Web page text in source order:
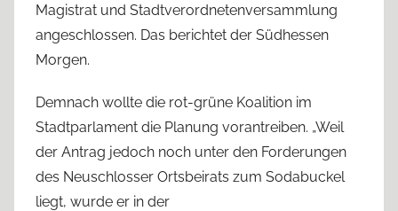
Magistrat und Stadtverordnetenversammlung
angeschlossen. Das berichtet der Südhessen
Morgen.
Demnach wollte die rot-grüne Koalition im
Stadtparlament die Planung vorantreiben. „Weil
der Antrag jedoch noch unter den Forderungen
des Neuschlosser Ortsbeirats zum Sodabuckel
liegt, wurde er in der